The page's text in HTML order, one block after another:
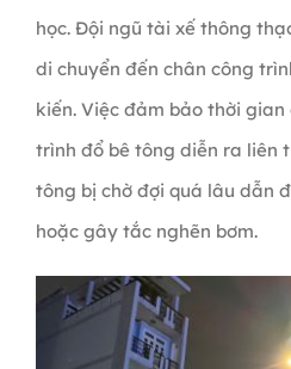
học. Đội ngũ tài xế thông
di chuyển đến chân công
kiến. Việc đảm bảo thời
trình đổ bê tông diễn ra liên
tông bị chờ đợi quá lâu dẫn
hoặc gây tắc nghẽn bơm.